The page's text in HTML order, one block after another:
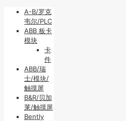
A-B/罗克
韦尔/PLC
ABB 板卡
模块
卡
件
ABB/瑞
士/模块/
触摸屏
B&R/贝加
莱/触摸屏
Bently